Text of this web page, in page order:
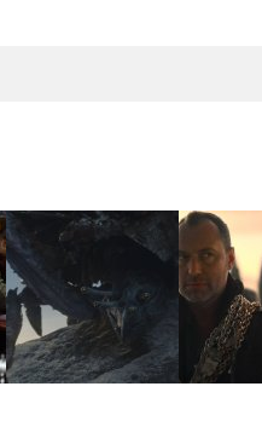
к казни, но ему